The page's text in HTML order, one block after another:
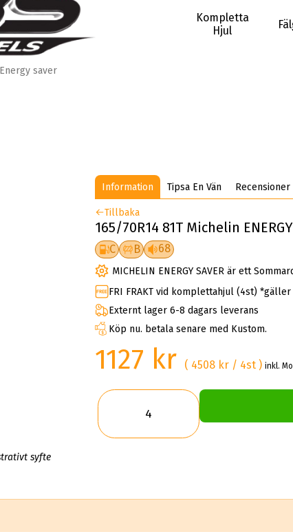
Kompletta
Hjul
Energy saver
syfte
Information Tipsa En Vän Recensioner
Tillbaka
165/70R14 81T Michelin ENERGY
C B 68
MICHELIN ENERGY SAVER är ett
FRI FRAKT vid komplettahjul (4st)
Externt lager 6-8 dagars leverans
Köp nu. betala senare med Kustom.
1127 kr ( 4508 kr / 4st )inkl.